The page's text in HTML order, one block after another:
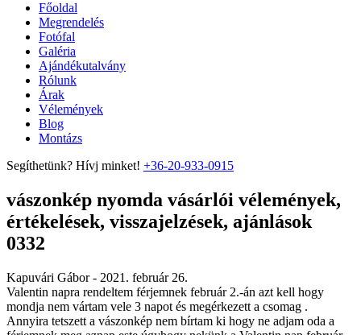
Főoldal
Megrendelés
Fotófal
Galéria
Ajándékutalvány
Rólunk
Árak
Vélemények
Blog
Montázs
Segíthetünk? Hívj minket! +36-20-933-0915
vászonkép nyomda vásárlói vélemények,
értékelések, visszajelzések, ajánlások
0332
Kapuvári Gábor - 2021. február 26.
Valentin napra rendeltem férjemnek február 2.-án azt kell hogy
mondja nem vártam vele 3 napot és megérkezett a csomag .
Annyira tetszett a vászonkép nem bírtam ki hogy ne adjam oda a